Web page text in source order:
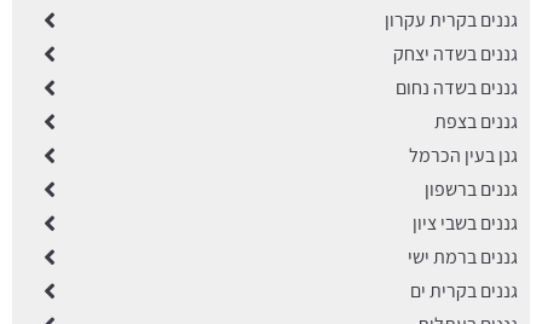
גננים בקרית עקרון
גננים בשדה יצחק
גננים בשדה נחום
גננים בצפת
גנן בעין הכרמל
גננים ברשפון
גננים בשבי ציון
גננים ברמת ישי
גננים בקרית ים